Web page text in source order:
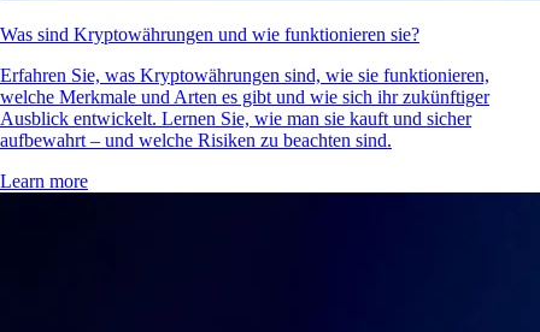
Was sind Kryptowährungen und wie funktionieren sie?
Erfahren Sie, was Kryptowährungen sind, wie sie funktionieren,
welche Merkmale und Arten es gibt und wie sich ihr zukünftiger
Ausblick entwickelt. Lernen Sie, wie man sie kauft und sicher
aufbewahrt – und welche Risiken zu beachten sind.
Learn more